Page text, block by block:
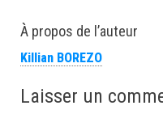
À propos de l’auteur
Killian BOREZO
Laisser un